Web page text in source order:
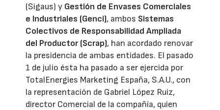
(Sigaus) y Gestión de Envases Comerciales
e Industriales (Genci), ambos Sistemas
Colectivos de Responsabilidad Ampliada
del Productor (Scrap), han acordado renovar
la presidencia de ambas entidades. El pasado
1 de julio ésta ha pasado a ser ejercida por
TotalEnergies Marketing España, S.A.U., con
la representación de Gabriel López Ruiz,
director Comercial de la compañía, quien